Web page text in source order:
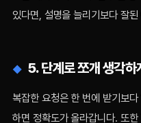
있다면, 설명을 늘리기보다 잘
5. 단계로 쪼개 생각하
복잡한 요청은 한 번에 받기보다
하면 정확도가 올라갑니다. 또